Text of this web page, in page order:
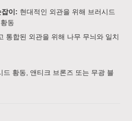
잡이: 현대적인 외관을 위해 브러시드
동
통합된 외관을 위해 나무 무늬와 일치
드 황동, 앤티크 브론즈 또는 무광 블